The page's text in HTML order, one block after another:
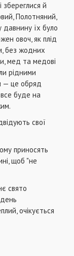
й
Полотняний,
давнину їх було
овоч, як плід
без жодних
мед та медові
рідними
— це обряд
буде на
свої
приносять
щоб "не
свято
очікується